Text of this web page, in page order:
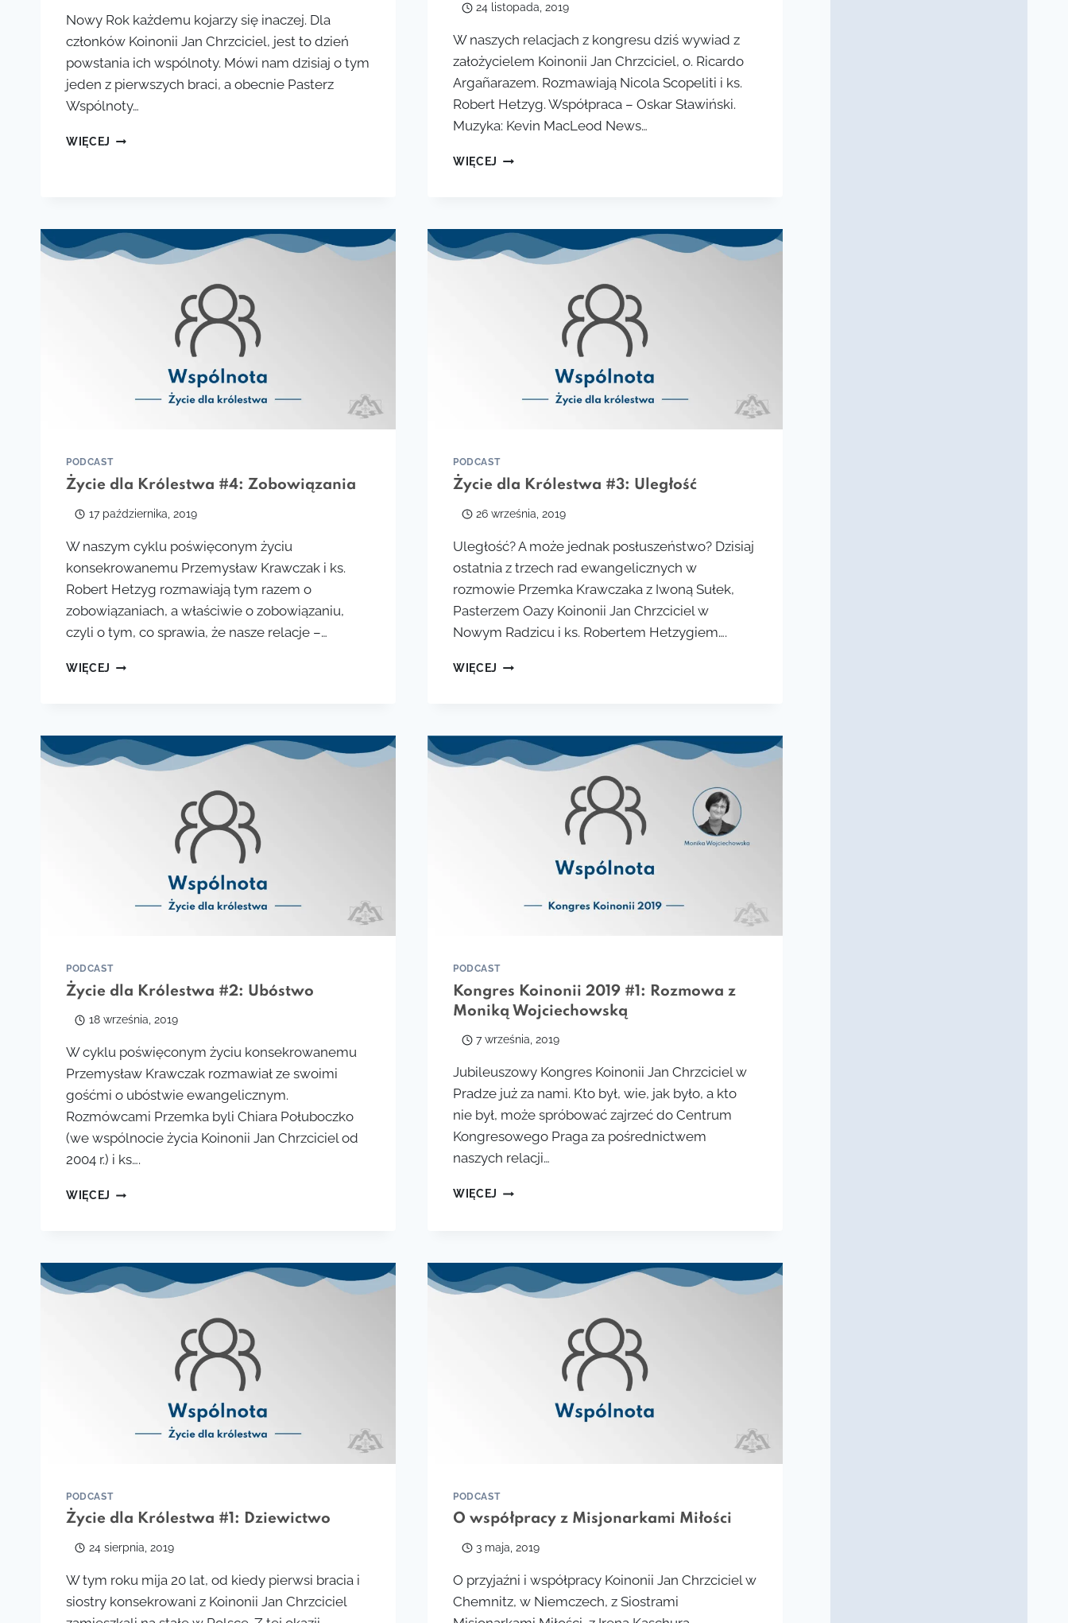
Nowy Rok każdemu kojarzy się inaczej. Dla
członków Koinonii Jan Chrzciciel, jest to dzień
powstania ich wspólnoty. Mówi nam dzisiaj o tym
jeden z pierwszych braci, a obecnie Pasterz
Wspólnoty…
WIĘCEJ
24 listopada, 2019
W naszych relacjach z kongresu dziś wywiad z
założycielem Koinonii Jan Chrzciciel, o. Ricardo
Argañarazem. Rozmawiają Nicola Scopeliti i ks.
Robert Hetzyg. Współpraca – Oskar Sławiński.
Muzyka: Kevin MacLeod News…
WIĘCEJ KONGRES
O.
ARGAÑARAZEM
PODCAST
Życie dla Królestwa #4: Zobowiązania
17 października, 2019
W naszym cyklu poświęconym życiu
konsekrowanemu Przemysław Krawczak i ks.
Robert Hetzyg rozmawiają tym razem o
zobowiązaniach, a właściwie o zobowiązaniu,
czyli o tym, co sprawia, że nasze relacje –…
WIĘCEJ ŻYCIE
PODCAST
Życie dla Królestwa #3: Uległość
26 września, 2019
Uległość? A może jednak posłuszeństwo? Dzisiaj
ostatnia z trzech rad ewangelicznych w
rozmowie Przemka Krawczaka z Iwoną Sułek,
Pasterzem Oazy Koinonii Jan Chrzciciel w
Nowym Radzicu i ks. Robertem Hetzygiem….
WIĘCEJ ŻYCIE
PODCAST
Życie dla Królestwa #2: Ubóstwo
18 września, 2019
W cyklu poświęconym życiu konsekrowanemu
Przemysław Krawczak rozmawiał ze swoimi
gośćmi o ubóstwie ewangelicznym.
Rozmówcami Przemka byli Chiara Połuboczko
(we wspólnocie życia Koinonii Jan Chrzciciel od
2004 r.) i ks….
WIĘCEJ ŻYCIE
PODCAST
Kongres Koinonii 2019 #1: Rozmowa z
Moniką Wojciechowską
7 września, 2019
Jubileuszowy Kongres Koinonii Jan Chrzciciel w
Pradze już za nami. Kto był, wie, jak było, a kto
nie był, może spróbować zajrzeć do Centrum
Kongresowego Praga za pośrednictwem
naszych relacji…
WIĘCEJ KONGRES
Z
MONIKĄ
PODCAST
Życie dla Królestwa #1: Dziewictwo
24 sierpnia, 2019
W tym roku mija 20 lat, od kiedy pierwsi bracia i
siostry konsekrowani z Koinonii Jan Chrzciciel
PODCAST
O współpracy z Misjonarkami Miłości
3 maja, 2019
O przyjaźni i współpracy Koinonii Jan Chrzciciel w
Chemnitz, w Niemczech, z Siostrami